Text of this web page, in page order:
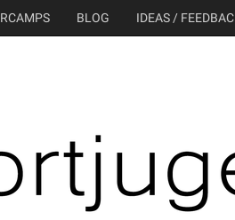
BLOG IDEAS /